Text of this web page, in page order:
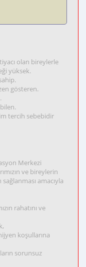
olan bireylerle
yüksek.
gösteren.
tercih sebebidir
Merkezi
ve bireylerin
amacıyla
rahatını ve
koşullarına
sorunsuz